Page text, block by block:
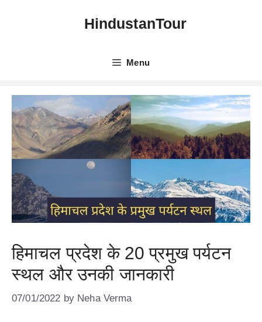
HindustanTour
Menu
हिमाचल प्रदेश के 20 प्रमुख पर्यटन
स्थल और उनकी जानकारी
07/01/2022 by Neha Verma